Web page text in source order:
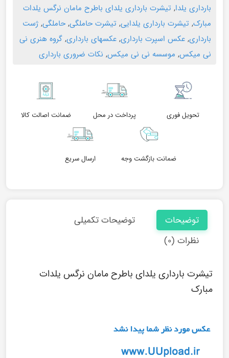
بارداری یلدا, تیشرت بارداری یلدای باطرح مامان نرگس یلدات
مبارک, تیشرت بارداری یلدایی, تیشرت حاملگی, حاملگی, ژست
بارداری, عکس اسپرت بارداری, عکسهای بارداری, گروه هنری نی
نی میکس, موسسه نی نی میکس, نکات ضروری بارداری
تحویل فوری پرداخت در محل ضمانت اصالت کالا
ضمانت بازگشت وجه ارسال سریع
توضیحات
توضیحات تکمیلی
نظرات (۰)
تیشرت بارداری یلدای باطرح مامان نرگس یلدات
مبارک